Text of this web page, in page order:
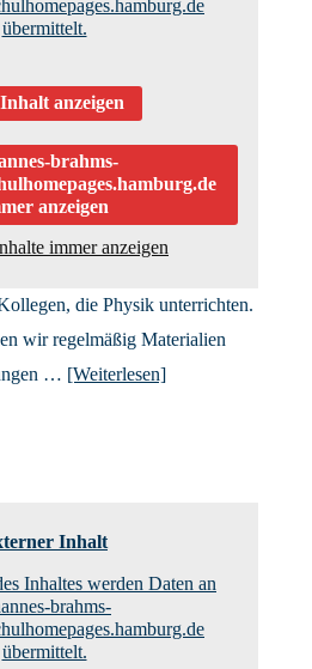
übermittelt.
Inhalt anzeigen
brahms-
anzeigen
immer anzeigen
die Physik unterrichten.
wir regelmäßig Materialien
… [Weiterlesen]
Inhalt
Inhaltes werden Daten an
brahms-
übermittelt.